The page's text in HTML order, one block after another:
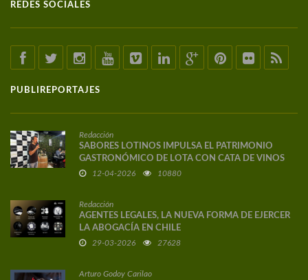
REDES SOCIALES
PUBLIREPORTAJES
Redacción
SABORES LOTINOS IMPULSA EL PATRIMONIO
GASTRONÓMICO DE LOTA CON CATA DE VINOS
DE AUTOR
12-04-2026 10880
Redacción
AGENTES LEGALES, LA NUEVA FORMA DE EJERCER
LA ABOGACÍA EN CHILE
29-03-2026 27628
Arturo Godoy Carilao